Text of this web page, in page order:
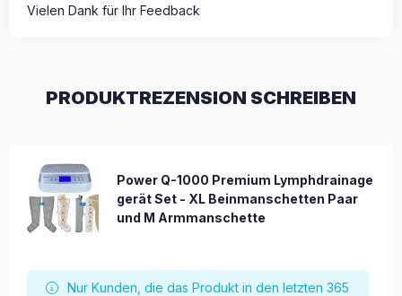
Vielen Dank für Ihr Feedback
PRODUKTREZENSION SCHREIBEN
Power Q-1000 Premium Lymphdrainage
gerät Set - XL Beinmanschetten Paar
und M Armmanschette
Nur Kunden, die das Produkt in den letzten 365